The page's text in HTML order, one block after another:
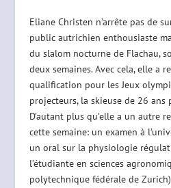
Eliane Christen n’arrête pas de
public autrichien enthousiaste
du slalom nocturne de Flachau,
deux semaines. Avec cela, elle a
qualification pour les Jeux
projecteurs, la skieuse de 26 ans
D’autant plus qu’elle a un autre
cette semaine: un examen à
un oral sur la physiologie
l’étudiante en sciences
polytechnique fédérale de Zurich).